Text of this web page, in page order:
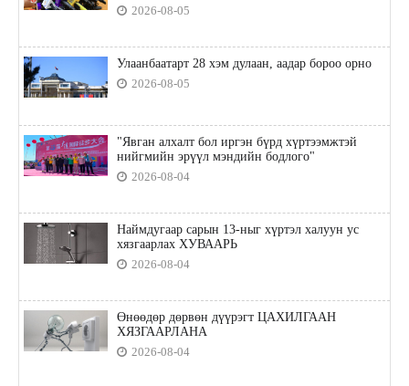
2026-08-05
Улаанбаатарт 28 хэм дулаан, аадар бороо орно
2026-08-05
"Явган алхалт бол иргэн бүрд хүртээмжтэй
нийгмийн эрүүл мэндийн бодлого"
2026-08-04
Наймдугаар сарын 13-ныг хүртэл халуун ус
хязгаарлах ХУВААРЬ
2026-08-04
Өнөөдөр дөрвөн дүүрэгт ЦАХИЛГААН
ХЯЗГААРЛАНА
2026-08-04